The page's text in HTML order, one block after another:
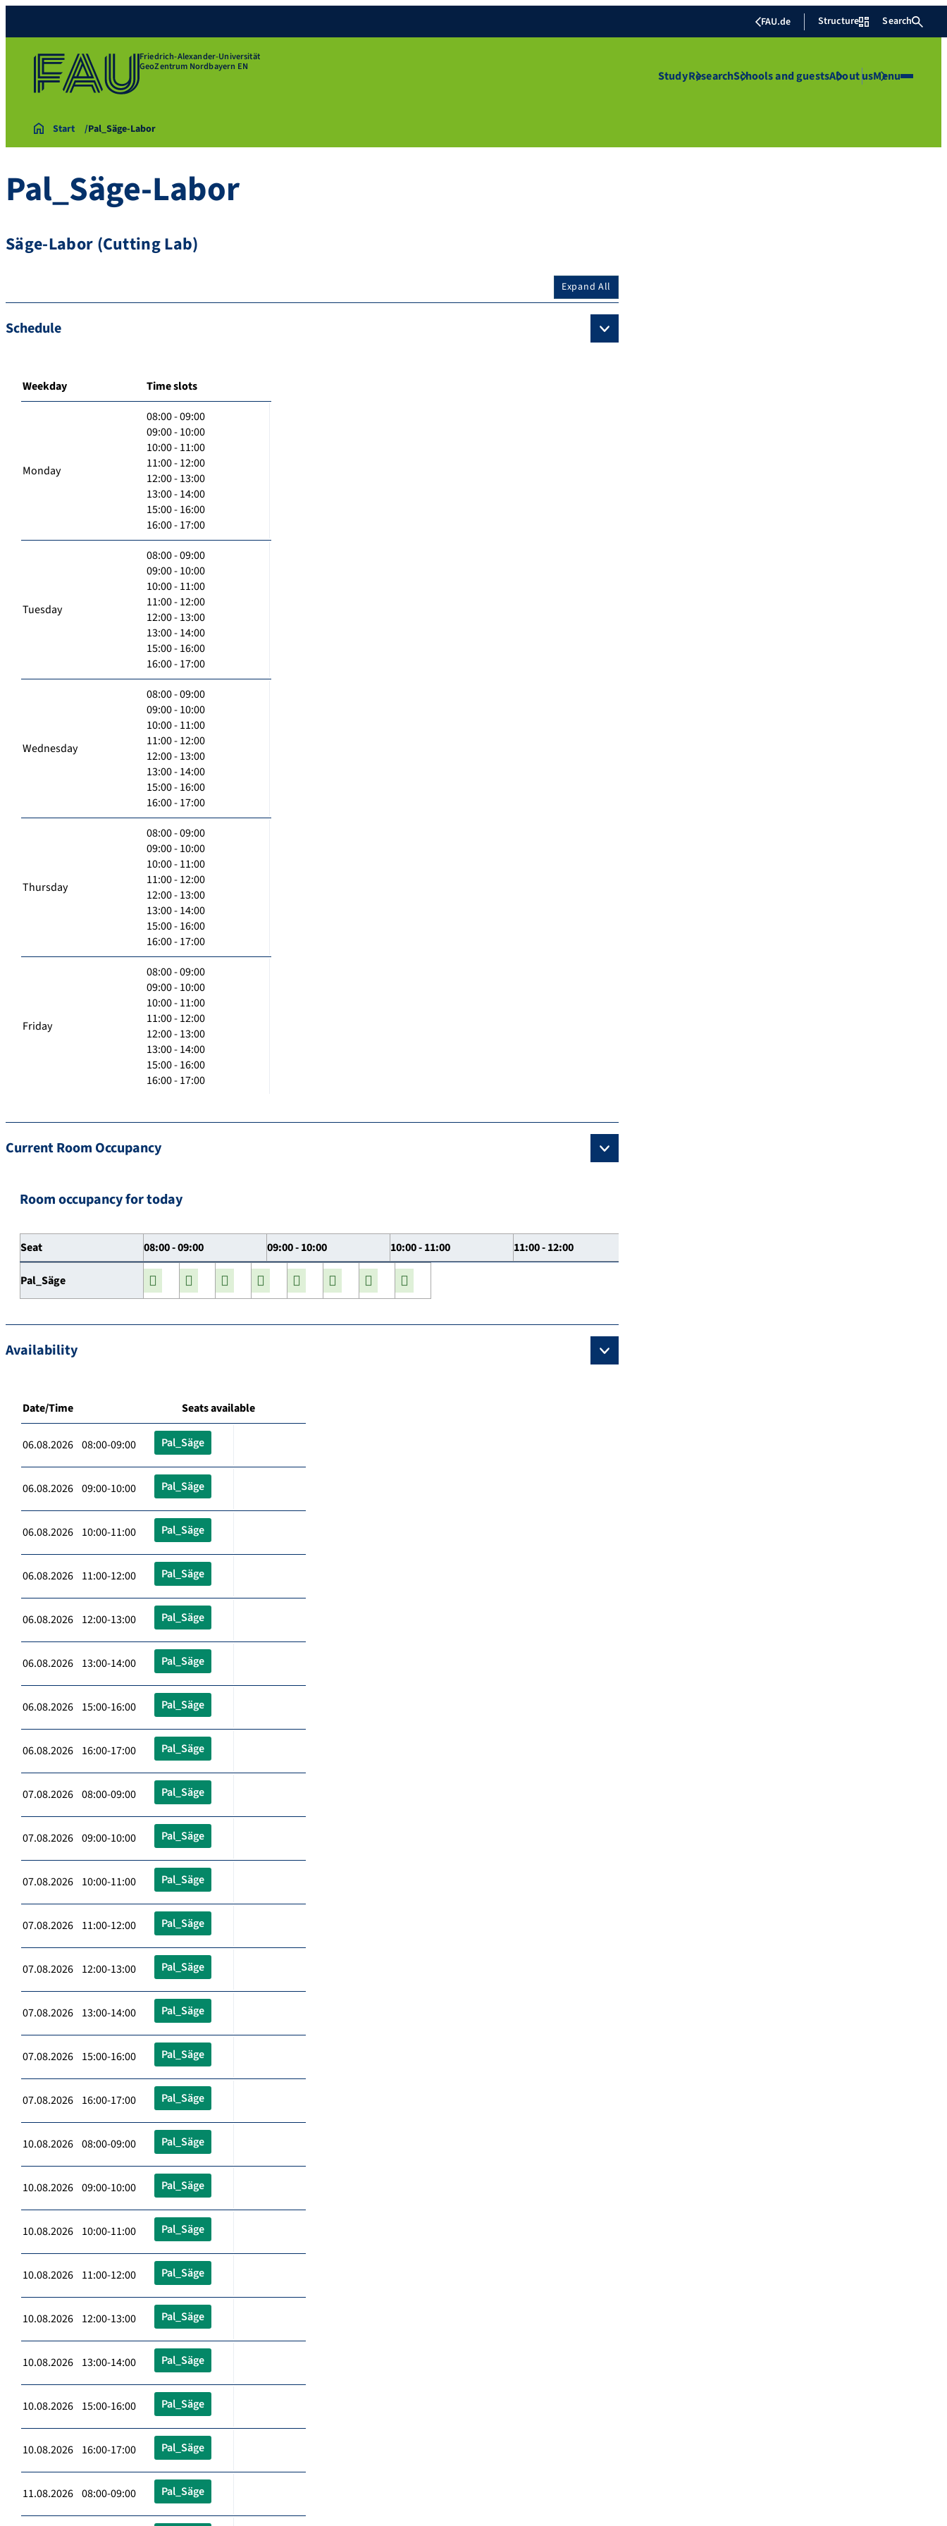
FAU.de Structure Search
Friedrich-Alexander-Universität
GeoZentrum Nordbayern EN
StudyResearchSchools and guestsAbout usMenu
Start Pal_Säge-Labor
Pal_Säge-Labor
Säge-Labor (Cutting Lab)
Expand All
Schedule
Weekday Time slots
Monday
08:00 - 09:00
09:00 - 10:00
10:00 - 11:00
11:00 - 12:00
12:00 - 13:00
13:00 - 14:00
15:00 - 16:00
16:00 - 17:00
Tuesday
08:00 - 09:00
09:00 - 10:00
10:00 - 11:00
11:00 - 12:00
12:00 - 13:00
13:00 - 14:00
15:00 - 16:00
16:00 - 17:00
Wednesday
08:00 - 09:00
09:00 - 10:00
10:00 - 11:00
11:00 - 12:00
12:00 - 13:00
13:00 - 14:00
15:00 - 16:00
16:00 - 17:00
Thursday
08:00 - 09:00
09:00 - 10:00
10:00 - 11:00
11:00 - 12:00
12:00 - 13:00
13:00 - 14:00
15:00 - 16:00
16:00 - 17:00
Friday
08:00 - 09:00
09:00 - 10:00
10:00 - 11:00
11:00 - 12:00
12:00 - 13:00
13:00 - 14:00
15:00 - 16:00
16:00 - 17:00
Current Room Occupancy
Room occupancy for today
Seat 08:00 - 09:00 09:00 - 10:00 10:00 - 11:00 11:00 - 12:00
Pal_Säge
Availability
Date/Time Seats available
06.08.2026 08:00-09:00 Pal_Säge
06.08.2026 09:00-10:00 Pal_Säge
06.08.2026 10:00-11:00 Pal_Säge
06.08.2026 11:00-12:00 Pal_Säge
06.08.2026 12:00-13:00 Pal_Säge
06.08.2026 13:00-14:00 Pal_Säge
06.08.2026 15:00-16:00 Pal_Säge
06.08.2026 16:00-17:00 Pal_Säge
07.08.2026 08:00-09:00 Pal_Säge
07.08.2026 09:00-10:00 Pal_Säge
07.08.2026 10:00-11:00 Pal_Säge
07.08.2026 11:00-12:00 Pal_Säge
07.08.2026 12:00-13:00 Pal_Säge
07.08.2026 13:00-14:00 Pal_Säge
07.08.2026 15:00-16:00 Pal_Säge
07.08.2026 16:00-17:00 Pal_Säge
10.08.2026 08:00-09:00 Pal_Säge
10.08.2026 09:00-10:00 Pal_Säge
10.08.2026 10:00-11:00 Pal_Säge
10.08.2026 11:00-12:00 Pal_Säge
10.08.2026 12:00-13:00 Pal_Säge
10.08.2026 13:00-14:00 Pal_Säge
10.08.2026 15:00-16:00 Pal_Säge
10.08.2026 16:00-17:00 Pal_Säge
11.08.2026 08:00-09:00 Pal_Säge